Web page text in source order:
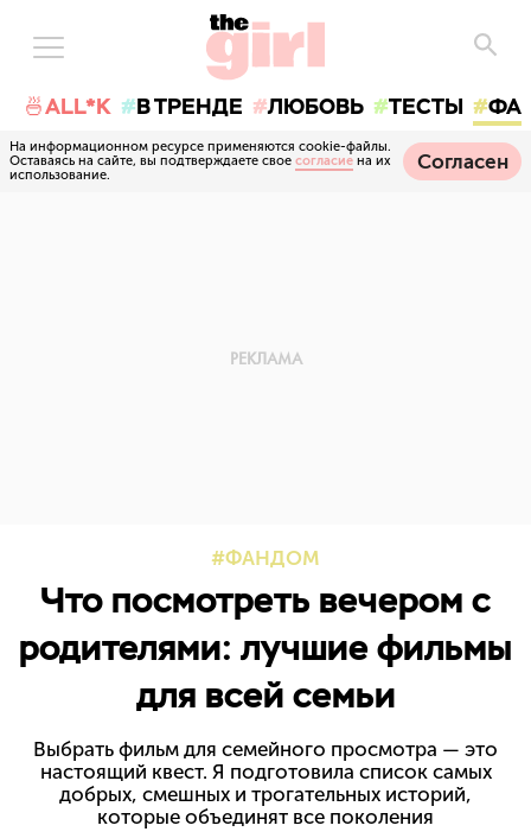
🍜ALL*K В ТРЕНДЕ ЛЮБОВЬ ТЕСТЫ
На информационном ресурсе применяются cookie-файлы.
Оставаясь на сайте, вы подтверждаете свое согласие на их
использование.
Согласен
ФАНДОМ
Что посмотреть вечером с
родителями: лучшие фильмы
для всей семьи
Выбрать фильм для семейного просмотра — это
настоящий квест. Я подготовила список самых
добрых, смешных и трогательных историй,
которые объединят все поколения